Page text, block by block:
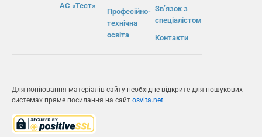
АС «Тест»
Професійно-
технічна
освіта
Зв’язок з
спеціалістом
Контакти
Для копіювання матеріалів сайту необхідне відкрите для пошукових
системах пряме посилання на сайт osvita.net.